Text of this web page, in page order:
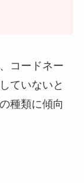
コードネー
ていないと
種類に傾向